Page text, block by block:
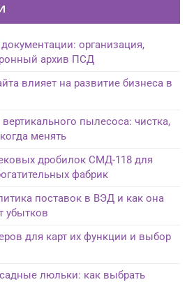
организация,
архив ПСД
влияет на развитие бизнеса в
пылесоса: чистка,
менять
дробилок СМД-118 для
фабрик
поставок в ВЭД и как она
убытков
для карт их функции и выбор
люльки: как выбрать